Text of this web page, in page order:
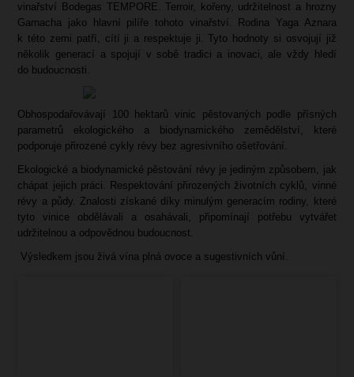
vinařství Bodegas TEMPORE. Terroir, kořeny, udržitelnost a hrozny
Garnacha jako hlavní pilíře tohoto vinařství. Rodina Yaga Aznara
k této zemi patří, cítí ji a respektuje ji. Tyto hodnoty si osvojují již
několik generací a spojují v sobě tradici a inovaci, ale vždy hledí
do budoucnosti.
Obhospodařovávají 100 hektarů vinic pěstovaných podle přísných
parametrů ekologického a biodynamického zemědělství, které
podporuje přirozené cykly révy bez agresivního ošetřování.
Ekologické a biodynamické pěstování révy je jediným způsobem, jak
chápat jejich práci. Respektování přirozených životních cyklů, vinné
révy a půdy. Znalosti získané díky minulým generacím rodiny, které
tyto vinice obdělávali a osahávali, připomínají potřebu vytvářet
udržitelnou a odpovědnou budoucnost.
Výsledkem jsou živá vína plná ovoce a sugestivních vůní.